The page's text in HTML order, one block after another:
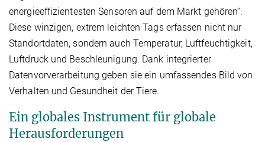
energieeffizientesten Sensoren auf dem Markt gehören“.
Diese winzigen, extrem leichten Tags erfassen nicht nur
Standortdaten, sondern auch Temperatur, Luftfeuchtigkeit,
Luftdruck und Beschleunigung. Dank integrierter
Datenvorverarbeitung geben sie ein umfassendes Bild von
Verhalten und Gesundheit der Tiere.
Ein globales Instrument für globale
Herausforderungen